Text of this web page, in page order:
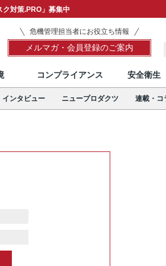
対策.PRO」募集中
危機管理担当者にお役立ち情報
メルマガ・会員登録のご案内
コンプライアンス 安全衛生
インタビュー ニュープロダクツ 連載・コ